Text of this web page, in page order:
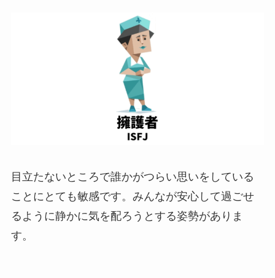
目立たないところで誰かがつらい思いをしている
ことにとても敏感です。みんなが安心して過ごせ
るように静かに気を配ろうとする姿勢がありま
す。